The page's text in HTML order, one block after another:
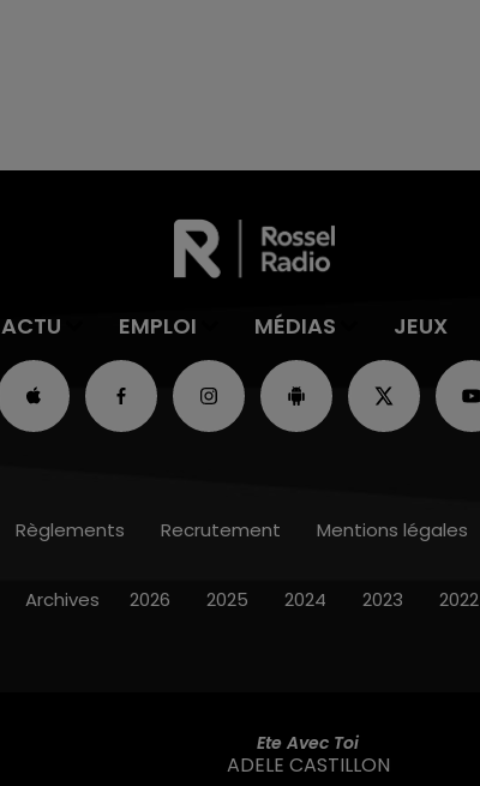
ACTU EMPLOI MÉDIAS JEUX
Ete Avec Toi
ADELE CASTILLON
Règlements Recrutement Mentions légales
Archives 2026 2025 2024 2023 2022